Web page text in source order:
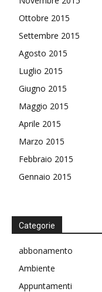
Ottobre 2015
Settembre 2015
Agosto 2015
Luglio 2015
Giugno 2015
Maggio 2015
Aprile 2015
Marzo 2015
Febbraio 2015
Gennaio 2015
Categorie
abbonamento
Ambiente
Appuntamenti